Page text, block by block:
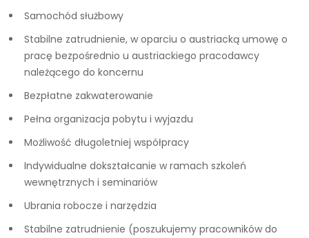
Samochód służbowy
Stabilne zatrudnienie, w oparciu o austriacką umowę o
pracę bezpośrednio u austriackiego pracodawcy
należącego do koncernu
Bezpłatne zakwaterowanie
Pełna organizacja pobytu i wyjazdu
Możliwość długoletniej współpracy
Indywidualne dokształcanie w ramach szkoleń
wewnętrznych i seminariów
Ubrania robocze i narzędzia
Stabilne zatrudnienie (poszukujemy pracowników do